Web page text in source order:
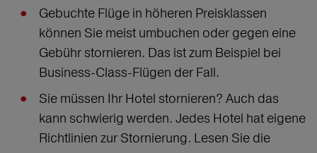
Gebuchte Flüge in höheren Preisklassen
können Sie meist umbuchen oder gegen eine
Gebühr stornieren. Das ist zum Beispiel bei
Business-Class-Flügen der Fall.
Sie müssen Ihr Hotel stornieren? Auch das
kann schwierig werden. Jedes Hotel hat eigene
Richtlinien zur Stornierung. Lesen Sie die